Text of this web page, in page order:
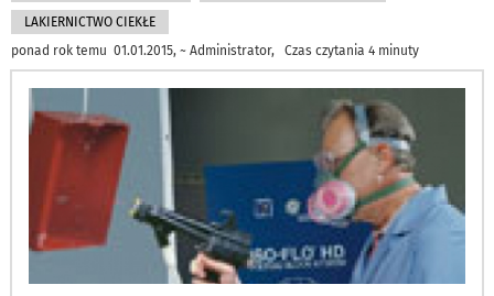
LAKIERNICTWO CIEKŁE
ponad rok temu 01.01.2015, ~ Administrator, Czas czytania 4 minuty